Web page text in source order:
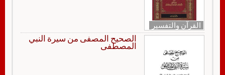
القرآن والتفسير
الصحيح المصفى من سيرة النبي
المصطفى